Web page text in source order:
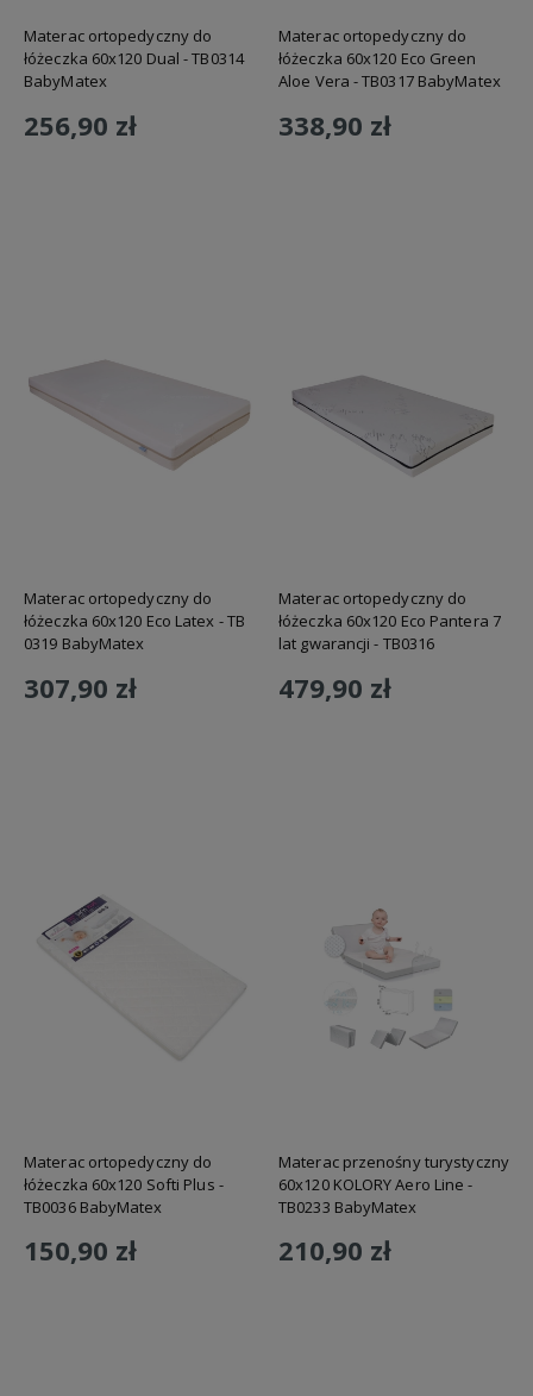
Materac ortopedyczny do
łóżeczka 60x120 Dual - TB0314
BabyMatex
256,90 zł
Materac ortopedyczny do
łóżeczka 60x120 Eco Green
Aloe Vera - TB0317 BabyMatex
338,90 zł
Materac ortopedyczny do
łóżeczka 60x120 Eco Latex - TB
0319 BabyMatex
307,90 zł
Materac ortopedyczny do
łóżeczka 60x120 Eco Pantera 7
lat gwarancji - TB0316
479,90 zł
Materac ortopedyczny do
łóżeczka 60x120 Softi Plus -
TB0036 BabyMatex
150,90 zł
Materac przenośny turystyczny
60x120 KOLORY Aero Line -
TB0233 BabyMatex
210,90 zł